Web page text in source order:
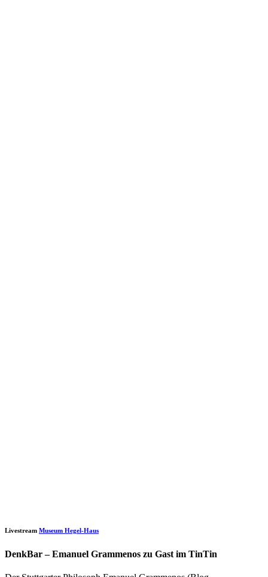
Livestream Museum Hegel-Haus
DenkBar – Emanuel Grammenos zu Gast im TinTin